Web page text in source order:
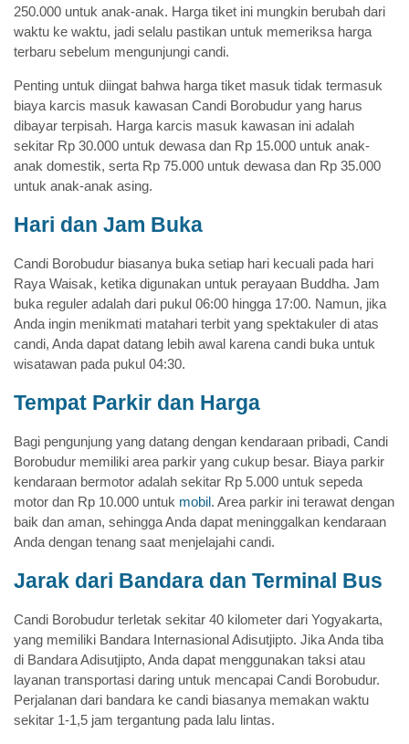
250.000 untuk anak-anak. Harga tiket ini mungkin berubah dari
waktu ke waktu, jadi selalu pastikan untuk memeriksa harga
terbaru sebelum mengunjungi candi.
Penting untuk diingat bahwa harga tiket masuk tidak termasuk
biaya karcis masuk kawasan Candi Borobudur yang harus
dibayar terpisah. Harga karcis masuk kawasan ini adalah
sekitar Rp 30.000 untuk dewasa dan Rp 15.000 untuk anak-
anak domestik, serta Rp 75.000 untuk dewasa dan Rp 35.000
untuk anak-anak asing.
Hari dan Jam Buka
Candi Borobudur biasanya buka setiap hari kecuali pada hari
Raya Waisak, ketika digunakan untuk perayaan Buddha. Jam
buka reguler adalah dari pukul 06:00 hingga 17:00. Namun, jika
Anda ingin menikmati matahari terbit yang spektakuler di atas
candi, Anda dapat datang lebih awal karena candi buka untuk
wisatawan pada pukul 04:30.
Tempat Parkir dan Harga
Bagi pengunjung yang datang dengan kendaraan pribadi, Candi
Borobudur memiliki area parkir yang cukup besar. Biaya parkir
kendaraan bermotor adalah sekitar Rp 5.000 untuk sepeda
motor dan Rp 10.000 untuk mobil. Area parkir ini terawat dengan
baik dan aman, sehingga Anda dapat meninggalkan kendaraan
Anda dengan tenang saat menjelajahi candi.
Jarak dari Bandara dan Terminal Bus
Candi Borobudur terletak sekitar 40 kilometer dari Yogyakarta,
yang memiliki Bandara Internasional Adisutjipto. Jika Anda tiba
di Bandara Adisutjipto, Anda dapat menggunakan taksi atau
layanan transportasi daring untuk mencapai Candi Borobudur.
Perjalanan dari bandara ke candi biasanya memakan waktu
sekitar 1-1,5 jam tergantung pada lalu lintas.